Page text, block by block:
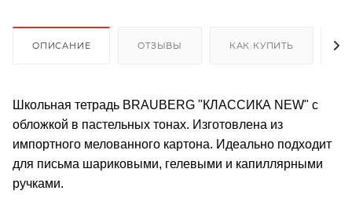
ОПИСАНИЕ ОТЗЫВЫ КАК КУПИТЬ
Школьная тетрадь BRAUBERG "КЛАССИКА NEW" с
обложкой в пастельных тонах. Изготовлена из
импортного мелованного картона. Идеально подходит
для письма шариковыми, гелевыми и капиллярными
ручками.